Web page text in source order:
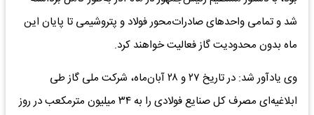
شد و تمامی واحدهای صادرات‌محور فولاد و پتروشیمی تا پایان این
ماه بدون محدودیت گاز فعالیت خواهند کرد.
وی یادآور شد: در تاریخ ۲۷ و ۲۸ آبان‌ماه، شرکت ملی گاز طی
ابلاغیه‌ای مصرف کل صنایع فولادی را به ۳۴ میلیون مترمکعب در روز